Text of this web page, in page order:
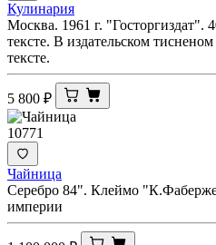
Кулинария
Москва. 1961 г. "Госторгиздат".
тексте. В издательском
тексте.
5 800 ₽
10771
Чайница
Серебро 84". Клеймо
империи